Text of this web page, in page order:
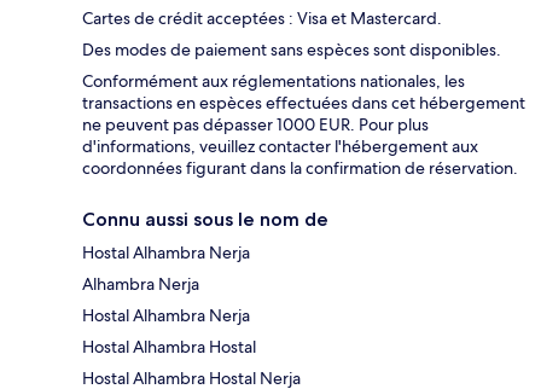
Cartes de crédit acceptées : Visa et Mastercard.
Des modes de paiement sans espèces sont disponibles.
Conformément aux réglementations nationales, les
transactions en espèces effectuées dans cet hébergement
ne peuvent pas dépasser 1000 EUR. Pour plus
d'informations, veuillez contacter l'hébergement aux
coordonnées figurant dans la confirmation de réservation.
Connu aussi sous le nom de
Hostal Alhambra Nerja
Alhambra Nerja
Hostal Alhambra Nerja
Hostal Alhambra Hostal
Hostal Alhambra Hostal Nerja